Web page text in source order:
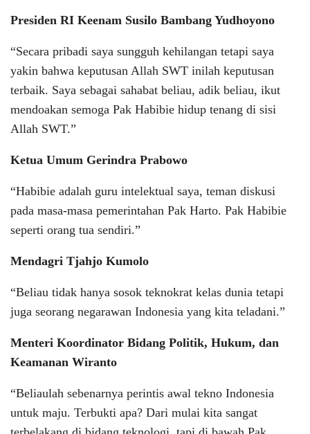
Presiden RI Keenam Susilo Bambang Yudhoyono
“Secara pribadi saya sungguh kehilangan tetapi saya
yakin bahwa keputusan Allah SWT inilah keputusan
terbaik. Saya sebagai sahabat beliau, adik beliau, ikut
mendoakan semoga Pak Habibie hidup tenang di sisi
Allah SWT.”
Ketua Umum Gerindra Prabowo
“Habibie adalah guru intelektual saya, teman diskusi
pada masa-masa pemerintahan Pak Harto. Pak Habibie
seperti orang tua sendiri.”
Mendagri Tjahjo Kumolo
“Beliau tidak hanya sosok teknokrat kelas dunia tetapi
juga seorang negarawan Indonesia yang kita teladani.”
Menteri Koordinator Bidang Politik, Hukum, dan
Keamanan Wiranto
“Beliaulah sebenarnya perintis awal tekno Indonesia
untuk maju. Terbukti apa? Dari mulai kita sangat